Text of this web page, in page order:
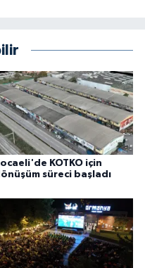
KOTKO için
süreci başladı